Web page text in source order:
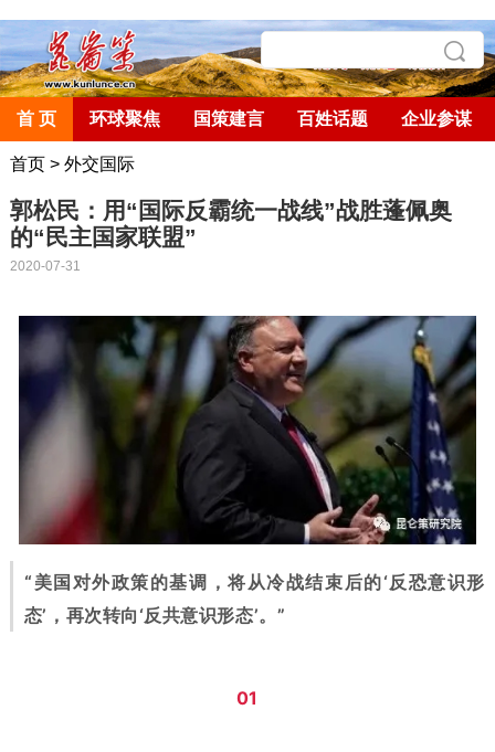
首 页 环球聚焦 国策建言 百姓话题 企业参谋
首页> 外交国际
郭松民：用“国际反霸统一战线”战胜蓬佩奥
的“民主国家联盟”
2020-07-31
“美国对外政策的基调，将从冷战结束后的‘反恐意识形
态’，再次转向‘反共意识形态’。”
01